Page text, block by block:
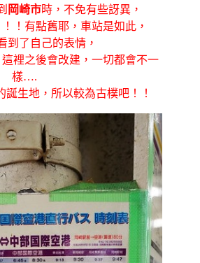
岡崎市時，不免有些訝異，
！有點舊耶，車站是如此，
到了自己的表情，
裡之後會改建，一切都會不一
樣….
誕生地，所以較為古樸吧！！